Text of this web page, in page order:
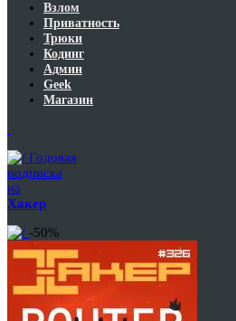
Взлом
Приватность
Трюки
Кодинг
Админ
Geek
Магазин
Годовая
подписка
на
Хакер
-50%